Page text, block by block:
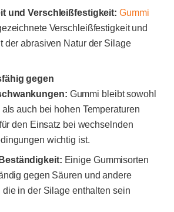
und Verschleißfestigkeit: Gummi
Verschleißfestigkeit und
der abrasiven Natur der Silage
gegen
Gummi bleibt sowohl
auch bei hohen Temperaturen
den Einsatz bei wechselnden
wichtig ist.
Einige Gummisorten
gegen Säuren und andere
in der Silage enthalten sein